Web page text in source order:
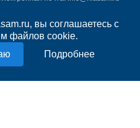
вы соглашаетесь с
файлов cookie.
Подробнее
данных